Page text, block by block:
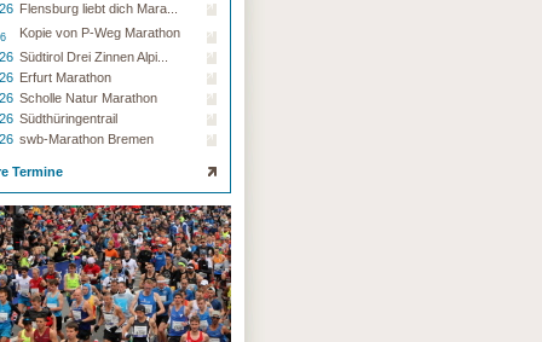
Flensburg liebt dich Mara...
Kopie von P-Weg Marathon
Südtirol Drei Zinnen Alpi...
Erfurt Marathon
Scholle Natur Marathon
Südthüringentrail
swb-Marathon Bremen
Termine